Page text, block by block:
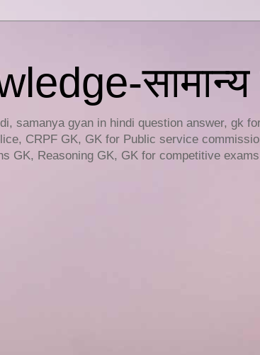
सामान्य
samanya gyan in hindi question answer, gk
CRPF GK, GK for Public service
GK, Reasoning GK, GK for competitive